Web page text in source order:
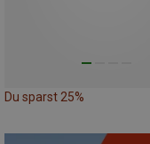
Du sparst 25%